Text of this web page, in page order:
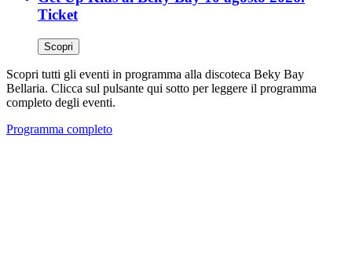
Ticket
Scopri
Scopri tutti gli eventi in programma alla discoteca Beky Bay
Bellaria. Clicca sul pulsante qui sotto per leggere il programma
completo degli eventi.
Programma completo